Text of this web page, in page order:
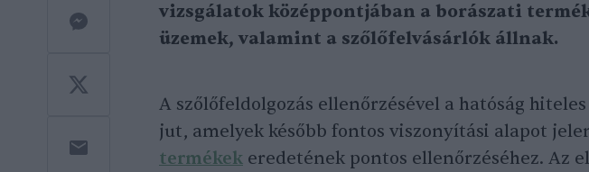
vizsgálatok középpontjában a borászati
üzemek, valamint a szőlőfelvásárlók állnak.
A szőlőfeldolgozás ellenőrzésével a hatóság
jut, amelyek később fontos viszonyítási alapot
termékek eredetének pontos ellenőrzéséhez. Az